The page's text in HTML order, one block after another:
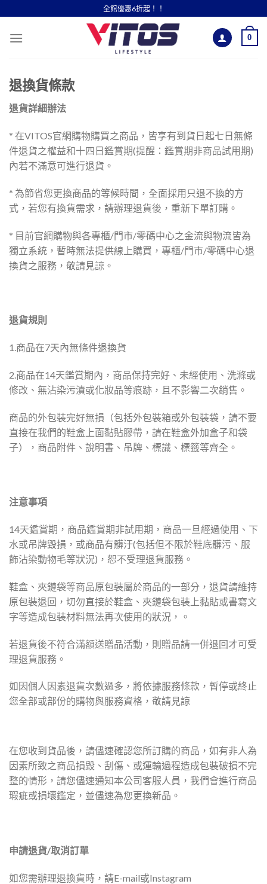
content
全館優惠6折起！！
0
退換貨條款
退貨詳細辦法
* 在VITOS官網購物購買之商品，皆享有到貨日起七日無條
件退貨之權益和十四日鑑賞期(提醒：鑑賞期非商品試用期)
內若不滿意可進行退貨。
* 為節省您更換商品的等候時間，全面採用只退不換的方
式，若您有換貨需求，請辦理退貨後，重新下單訂購。
* 目前官網購物與各專櫃/門市/零碼中心之金流與物流皆為
獨立系統，暫時無法提供線上購買，專櫃/門市/零碼中心退
換貨之服務，敬請見諒。
退貨規則
1.商品在7天內無條件退換貨
2.商品在14天鑑賞期內，商品保持完好、未經使用、洗滌或
修改、無沾染污漬或化妝品等痕跡，且不影響二次銷售。
商品的外包裝完好無損（包括外包裝箱或外包裝袋，請不要
直接在我們的鞋盒上面黏貼膠帶，請在鞋盒外加盒子和袋
子），商品附件、說明書、吊牌、標識、標籤等齊全。
注意事項
14天鑑賞期，商品鑑賞期非試用期，商品一旦經過使用、下
水或吊牌毀損，或商品有髒汙(包括但不限於鞋底髒污、服
飾沾染動物毛等狀況)，恕不受理退貨服務。
鞋盒、夾鏈袋等商品原包裝屬於商品的一部分，退貨請維持
原包裝退回，切勿直接於鞋盒、夾鏈袋包裝上黏貼或書寫文
字等造成包裝材料無法再次使用的狀況，。
若退貨後不符合滿額送贈品活動，則贈品請一併退回才可受
理退貨服務。
如因個人因素退貨次數過多，將依據服務條款，暫停或終止
您全部或部份的購物與服務資格，敬請見諒
在您收到貨品後，請儘速確認您所訂購的商品，如有非人為
因素所致之商品損毀、刮傷、或運輸過程造成包裝破損不完
整的情形，請您儘速通知本公司客服人員，我們會進行商品
瑕疵或損壞鑑定，並儘速為您更換新品。
申請退貨/取消訂單
如您需辦理退換貨時，請E-mail或Instagram